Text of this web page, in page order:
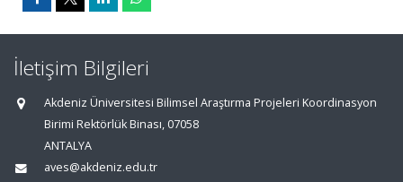
İletişim Bilgileri
Akdeniz Üniversitesi Bilimsel Araştırma Projeleri Koordinasyon
Birimi Rektörlük Binası, 07058
ANTALYA
aves@akdeniz.edu.tr